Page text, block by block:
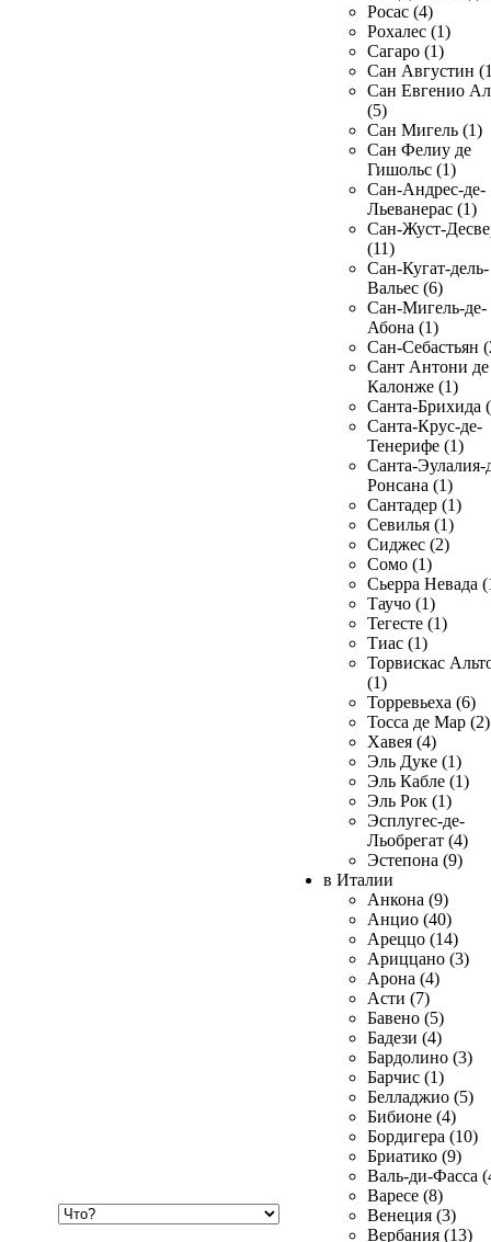
Росас (4)
Рохалес (1)
Сагаро (1)
Сан Августин
Сан Евгенио
(5)
Сан Мигель (1)
Сан Фелиу де
Гишольс (1)
Сан-Андрес-де-
Льеванерас (1)
Сан-Жуст-
(11)
Сан-Кугат-дель-
Вальес (6)
Сан-Мигель-де-
Абона (1)
Сан-Себастьян
Сант Антони де
Калонже (1)
Санта-Брихида
Санта-Крус-де-
Тенерифе (1)
Санта-Эулалия-
Ронсана (1)
Сантадер (1)
Севилья (1)
Сиджес (2)
Сомо (1)
Сьерра Невада
Таучо (1)
Тегесте (1)
Тиас (1)
Торвискас
(1)
Торревьеха (6)
Тосса де Мар (2)
Хавея (4)
Эль Дуке (1)
Эль Кабле (1)
Эль Рок (1)
Эсплугес-де-
Льобрегат (4)
Эстепона (9)
в Италии
Анкона (9)
Анцио (40)
Ареццо (14)
Ариццано (3)
Арона (4)
Асти (7)
Бавено (5)
Бадези (4)
Бардолино (3)
Барчис (1)
Белладжио (5)
Бибионе (4)
Бордигера (10)
Бриатико (9)
Валь-ди-Фасса
Варесе (8)
Венеция (3)
Вербания (13)